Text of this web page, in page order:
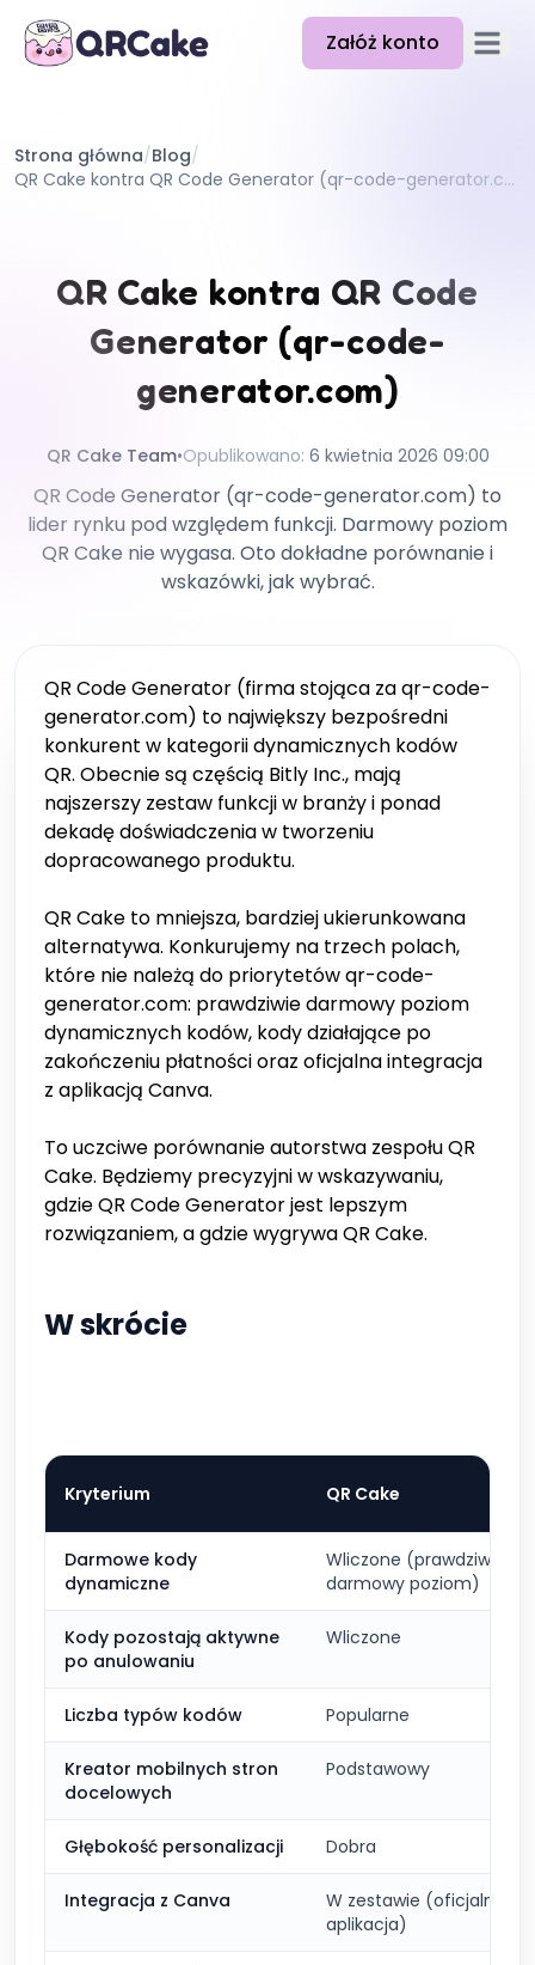
Załóż konto
Cennik
Dokumentacja
Pomoc
Strona główna/Blog/
QR Cake kontra QR Code Generator (qr-code-generator.com)
QR Cake kontra QR Code
Generator (qr-code-
generator.com)
QR Cake Team•Opublikowano: 6 kwietnia 2026 09:00
QR Code Generator (qr-code-generator.com) to
lider rynku pod względem funkcji. Darmowy poziom
QR Cake nie wygasa. Oto dokładne porównanie i
wskazówki, jak wybrać.
QR Code Generator (firma stojąca za qr-code-
generator.com) to największy bezpośredni
konkurent w kategorii dynamicznych kodów
QR. Obecnie są częścią Bitly Inc., mają
najszerszy zestaw funkcji w branży i ponad
dekadę doświadczenia w tworzeniu
dopracowanego produktu.
QR Cake to mniejsza, bardziej ukierunkowana
alternatywa. Konkurujemy na trzech polach,
które nie należą do priorytetów qr-code-
generator.com: prawdziwie darmowy poziom
dynamicznych kodów, kody działające po
zakończeniu płatności oraz oficjalna integracja
z aplikacją Canva.
To uczciwe porównanie autorstwa zespołu QR
Cake. Będziemy precyzyjni w wskazywaniu,
gdzie QR Code Generator jest lepszym
rozwiązaniem, a gdzie wygrywa QR Cake.
W skrócie
Kryterium QR Cake
Darmowe kody
dynamiczne
Wliczone (prawdziwy
darmowy poziom)
Kody pozostają aktywne
po anulowaniu
Wliczone
Liczba typów kodów Popularne
Kreator mobilnych stron
docelowych
Podstawowy
Głębokość personalizacji Dobra
Integracja z Canva
W zestawie (oficjalna
aplikacja)